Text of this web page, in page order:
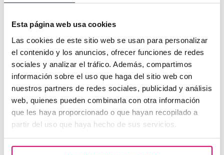
Esta página web usa cookies
Las cookies de este sitio web se usan para personalizar
el contenido y los anuncios, ofrecer funciones de redes
sociales y analizar el tráfico. Además, compartimos
información sobre el uso que haga del sitio web con
nuestros partners de redes sociales, publicidad y análisis
web, quienes pueden combinarla con otra información
que les haya proporcionado o que hayan recopilado a
partir del uso que haya hecho de sus servicios.
Spotting: Què és i com afecta a la fertilitat?